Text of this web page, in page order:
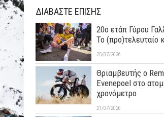
ΔΙΑΒΑΣΤΕ ΕΠΙΣΗΣ
20ο ετάπ Γύρου
Το (προ)τελευταίο
25/07/2026
Θριαμβευτής ο
Evenepoel στο
χρονόμετρο
21/07/2026